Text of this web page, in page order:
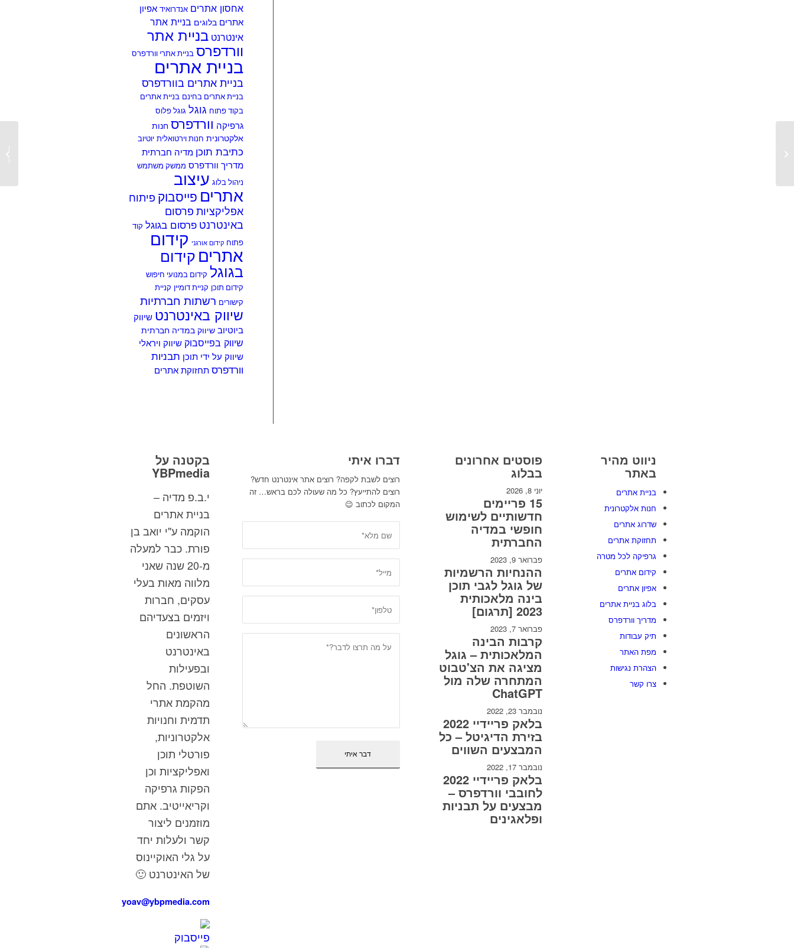
אחסון אתרים אנדרואיד אפיון
אתרים בלוגים בניית אתר
אינטרנט בניית אתר
וורדפרס בניית אתרי וורדפרס
בניית אתרים
בניית אתרים בוורדפרס
בניית אתרים בחינם בניית אתרים
בקוד פתוח גוגל גוגל פלוס
גרפיקה וורדפרס חנות
אלקטרונית חנות וירטואלית יוטיוב
כתיבת תוכן מדיה חברתית
מדריך וורדפרס ממשק משתמש
ניהול בלוג עיצוב
אתרים פייסבוק פיתוח
אפליקציותפרסום
באינטרנט פרסום בגוגל קוד
פתוח קידום אורגני קידום
אתריםקידום
בגוגל קידום במנועי חיפוש
קידום תוכן קניית דומיין קניית
קישורים רשתות חברתיות
שיווק באינטרנט שיווק
ביוטיוב שיווק במדיה חברתית
שיווק בפייסבוק שיווק ויראלי
שיווק על ידי תוכן תבניות
וורדפרסתחזוקת אתרים
בקטנה על
YBPmedia
י.ב.פ מדיה –
בניית אתרים
הוקמה ע"י יואב בן
פורת. כבר למעלה
מ-20 שנה שאני
מלווה מאות בעלי
עסקים, חברות
ויזמים בצעדיהם
הראשונים
באינטרנט
ובפעילות
השוטפת. החל
מהקמת אתרי
תדמית וחנויות
אלקטרוניות,
פורטלי תוכן
ואפליקציות וכן
הפקות גרפיקה
וקריאייטיב. אתם
מוזמנים ליצור
קשר ולעלות יחד
על גלי האוקיינוס
של האינטרנט 🙂
yoav@ybpmedia.com
דברו איתי
רוצים לשבת לקפה? רוצים אתר אינטרנט חדש?
רוצים להתייעץ? כל מה שעולה לכם בראש… זה
המקום לכתוב 😉
פוסטים אחרונים
בבלוג
יוני 8, 2026
15 פריימים
חדשותיים לשימוש
חופשי במדיה
החברתית
פברואר 9, 2023
ההנחיות הרשמיות
של גוגל לגבי תוכן
בינה מלאכותית
2023 [תרגום]
פברואר 7, 2023
קרבות הבינה
המלאכותית – גוגל
מציגה את הצ'טבוט
המתחרה שלה מול
ChatGPT
נובמבר 23, 2022
בלאק פריידיי 2022
בזירת הדיגיטל – כל
המבצעים השווים
נובמבר 17, 2022
בלאק פריידיי 2022
לחובבי וורדפרס –
מבצעים על תבניות
ופלאגינים
ניווט מהיר
באתר
בניית אתרים
חנות אלקטרונית
שדרוג אתרים
תחזוקת אתרים
גרפיקה לכל מטרה
קידום אתרים
אפיון אתרים
בלוג בניית אתרים
מדריך וורדפרס
תיק עבודות
מפת האתר
הצהרת נגישות
צרו קשר
קידום אתר מסחר ותדמית בגוגל